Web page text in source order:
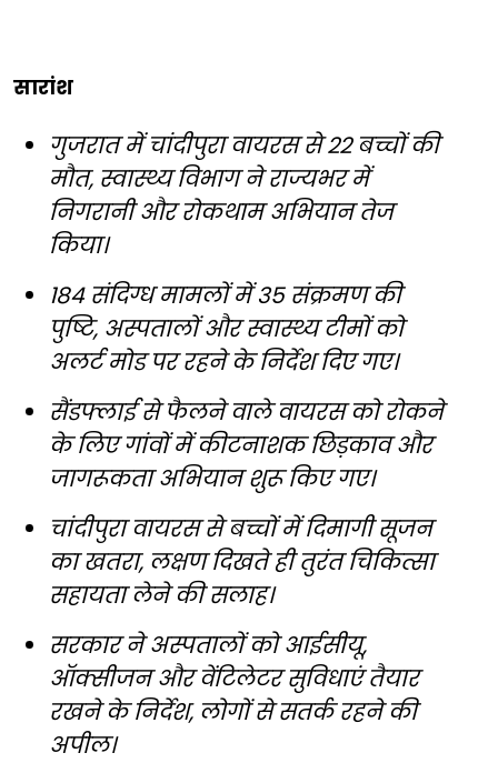
सारांश
गुजरात में चांदीपुरा वायरस से 22 बच्चों की
मौत, स्वास्थ्य विभाग ने राज्यभर में
निगरानी और रोकथाम अभियान तेज
किया।
184 संदिग्ध मामलों में 35 संक्रमण की
पुष्टि, अस्पतालों और स्वास्थ्य टीमों को
अलर्ट मोड पर रहने के निर्देश दिए गए।
सैंडफ्लाई से फैलने वाले वायरस को रोकने
के लिए गांवों में कीटनाशक छिड़काव और
जागरूकता अभियान शुरू किए गए।
चांदीपुरा वायरस से बच्चों में दिमागी सूजन
का खतरा, लक्षण दिखते ही तुरंत चिकित्सा
सहायता लेने की सलाह।
सरकार ने अस्पतालों को आईसीयू,
ऑक्सीजन और वेंटिलेटर सुविधाएं तैयार
रखने के निर्देश, लोगों से सतर्क रहने की
अपील।